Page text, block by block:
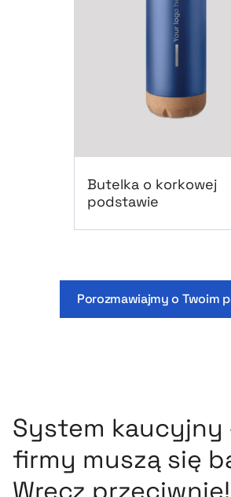
Butelka o korkowej
podstawie
Porozmawiajmy o Twoim
System kaucyjny
firmy muszą się